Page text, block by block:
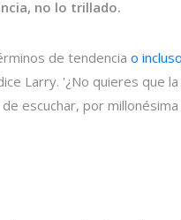
no lo trillado.
de tendencia o
Larry. '¿No quieres que
escuchar, por